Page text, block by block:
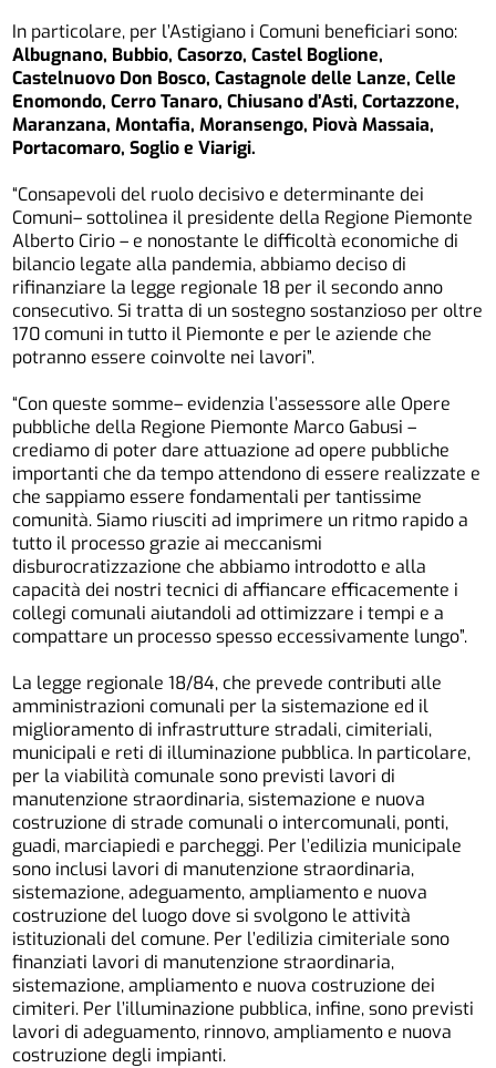
In particolare, per l’Astigiano i Comuni beneficiari sono:
Albugnano, Bubbio, Casorzo, Castel Boglione,
Castelnuovo Don Bosco, Castagnole delle Lanze, Celle
Enomondo, Cerro Tanaro, Chiusano d’Asti, Cortazzone,
Maranzana, Montafia, Moransengo, Piovà Massaia,
Portacomaro, Soglio e Viarigi.
“Consapevoli del ruolo decisivo e determinante dei
Comuni– sottolinea il presidente della Regione Piemonte
Alberto Cirio – e nonostante le difficoltà economiche di
bilancio legate alla pandemia, abbiamo deciso di
rifinanziare la legge regionale 18 per il secondo anno
consecutivo. Si tratta di un sostegno sostanzioso per oltre
170 comuni in tutto il Piemonte e per le aziende che
potranno essere coinvolte nei lavori”.
“Con queste somme– evidenzia l’assessore alle Opere
pubbliche della Regione Piemonte Marco Gabusi –
crediamo di poter dare attuazione ad opere pubbliche
importanti che da tempo attendono di essere realizzate e
che sappiamo essere fondamentali per tantissime
comunità. Siamo riusciti ad imprimere un ritmo rapido a
tutto il processo grazie ai meccanismi
disburocratizzazione che abbiamo introdotto e alla
capacità dei nostri tecnici di affiancare efficacemente i
collegi comunali aiutandoli ad ottimizzare i tempi e a
compattare un processo spesso eccessivamente lungo”.
La legge regionale 18/84, che prevede contributi alle
amministrazioni comunali per la sistemazione ed il
miglioramento di infrastrutture stradali, cimiteriali,
municipali e reti di illuminazione pubblica. In particolare,
per la viabilità comunale sono previsti lavori di
manutenzione straordinaria, sistemazione e nuova
costruzione di strade comunali o intercomunali, ponti,
guadi, marciapiedi e parcheggi. Per l’edilizia municipale
sono inclusi lavori di manutenzione straordinaria,
sistemazione, adeguamento, ampliamento e nuova
costruzione del luogo dove si svolgono le attività
istituzionali del comune. Per l’edilizia cimiteriale sono
finanziati lavori di manutenzione straordinaria,
sistemazione, ampliamento e nuova costruzione dei
cimiteri. Per l’illuminazione pubblica, infine, sono previsti
lavori di adeguamento, rinnovo, ampliamento e nuova
costruzione degli impianti.